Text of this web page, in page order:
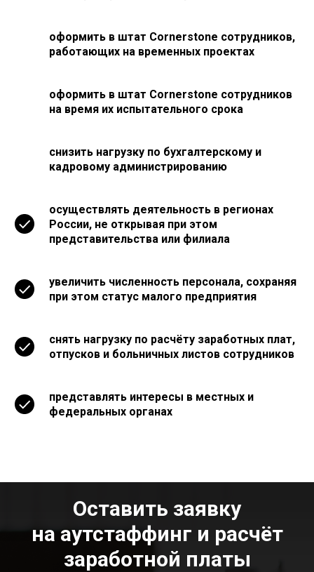
оформить в штат Cornerstone сотрудников,
работающих на временных проектах
оформить в штат Cornerstone сотрудников
на время их испытательного срока
снизить нагрузку по бухгалтерскому и
кадровому администрированию
осуществлять деятельность в регионах
России, не открывая при этом
представительства или филиала
увеличить численность персонала, сохраняя
при этом статус малого предприятия
снять нагрузку по расчёту заработных плат,
отпусков и больничных листов сотрудников
представлять интересы в местных и
федеральных органах
Оставить заявку
на аутстаффинг и расчёт
заработной платы